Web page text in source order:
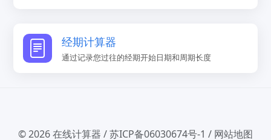
经期计算器
通过记录您过往的经期开始日期和周期长度
© 2026在线计算器 /苏ICP备06030674号-1 / 网站地图